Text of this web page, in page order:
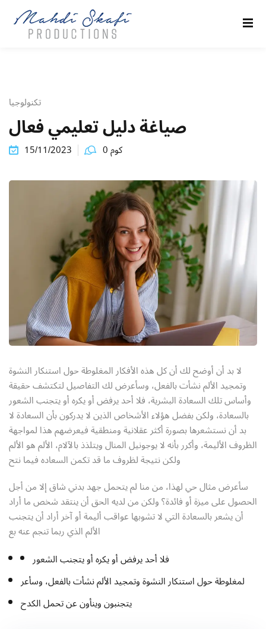
تكنولوجيا
صياغة دليل تعليمي فعال
15/11/2023 كوم 0
لا بد أن أوضح لك أن كل هذه الأفكار المغلوطة حول استنكار النشوة
وتمجيد الألم نشأت بالفعل، وسأعرض لك التفاصيل لتكتشف حقيقة
وأساس تلك السعادة البشرية، فلا أحد يرفض أو يكره أو يتجنب الشعور
بالسعادة، ولكن بفضل هؤلاء الأشخاص الذين لا يدركون بأن السعادة لا
بد أن نستشعرها بصورة أكثر عقلانية ومنطقية فيعرضهم هذا لمواجهة
الظروف الأليمة، وأكرر بأنه لا يوجونيل المنال ويتلذذ بالآلام، الألم هو الألم
ولكن نتيجة لظروف ما قد تكمن السعاده فيما نتح
سأعرض مثال حي لهذا، من منا لم يتحمل جهد بدني شاق إلا من أجل
الحصول على ميزة أو فائدة؟ ولكن من لديه الحق أن ينتقد شخص ما أراد
أن يشعر بالسعادة التي لا تشوبها عواقب أليمة أو آخر أراد أن يتجنب
الألم الذي ربما تنجم عنه بع
فلا أحد يرفض أو يكره أو يتجنب الشعور
لمغلوطة حول استنكار النشوة وتمجيد الألم نشأت بالفعل، وسأعر
يتجنبون وينأون عن تحمل الكدح
Sign in
Remember me Lost your password?
Sign up
Already have an account?